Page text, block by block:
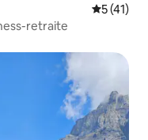
5 (41)
retraite